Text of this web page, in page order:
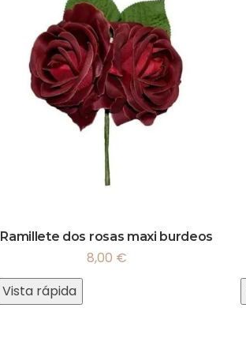
Ramillete dos rosas maxi burdeos
8,00 €
Vista rápida